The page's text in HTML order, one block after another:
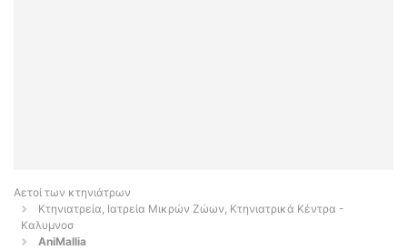
Αετοί των κτηνιάτρων
Κτηνιατρεία, Ιατρεία Μικρών Ζώων, Κτηνιατρικά Κέντρα -
Καλυμνοσ
AniMallia